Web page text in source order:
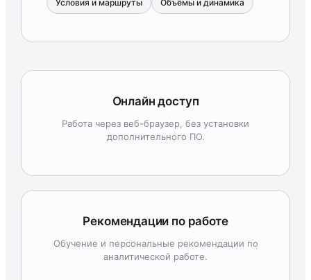
Условия и маршруты Объёмы и динамика
Онлайн доступ
Работа через веб-браузер, без установки
дополнительного ПО.
Рекомендации по работе
Обучение и персональные рекомендации по
аналитической работе.